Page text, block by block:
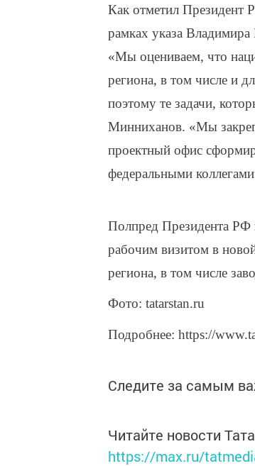
Как отметил Президент
рамках указа
«Мы оцениваем, что
региона, в том числе и
поэтому те задачи,
Минниханов. «Мы
проектный офис
федеральными
Полпред Президента
рабочим визитом в
региона, в том числе
Фото: tatarstan.ru
Подробнее: https://
Следите за самым
Читайте новости
https://max.ru/